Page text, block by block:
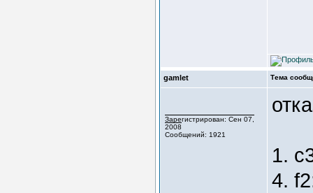
gamlet Тема
Зарегистрирован: Сен 07,
2008
Сообщений: 1921
1.
4.